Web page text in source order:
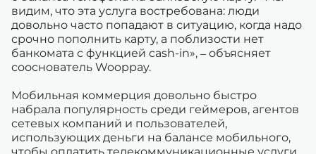
видим, что эта услуга востребована: люди
довольно часто попадают в ситуацию, когда надо
срочно пополнить карту, а поблизости нет
банкомата с функцией cash-in», – объясняет
сооснователь Wooppay.
Мобильная коммерция довольно быстро
набрала популярность среди геймеров, агентов
сетевых компаний и пользователей,
использующих деньги на балансе мобильного,
чтобы оплатить телекоммуникационные услуги.